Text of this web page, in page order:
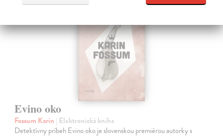
Evino oko
Fossum Karin | Elektronická kniha
Detektívny príbeh Evino oko je slovenskou premiérou autorky s